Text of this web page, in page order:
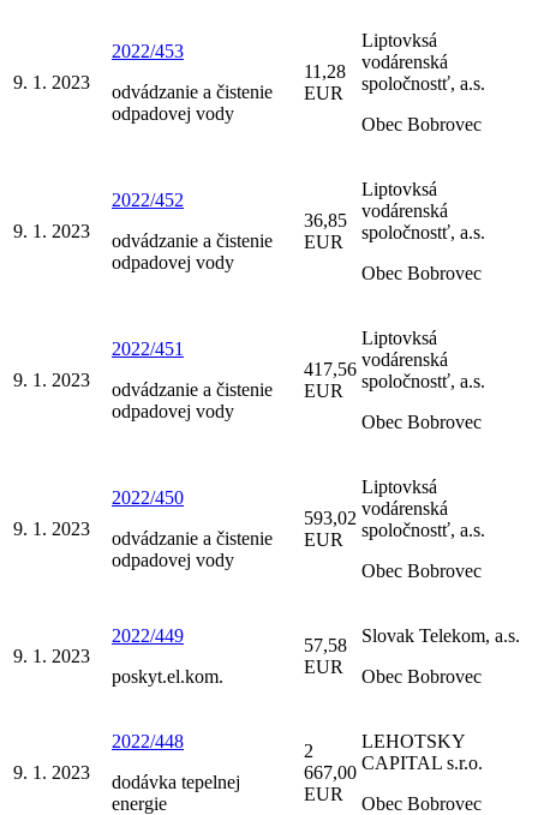
9. 1. 2023
2022/453
odvádzanie a čistenie
odpadovej vody
11,28
EUR
Liptovksá
vodárenská
spoločnostť, a.s.
Obec Bobrovec
9. 1. 2023
2022/452
odvádzanie a čistenie
odpadovej vody
36,85
EUR
Liptovksá
vodárenská
spoločnostť, a.s.
Obec Bobrovec
9. 1. 2023
2022/451
odvádzanie a čistenie
odpadovej vody
417,56
EUR
Liptovksá
vodárenská
spoločnostť, a.s.
Obec Bobrovec
9. 1. 2023
2022/450
odvádzanie a čistenie
odpadovej vody
593,02
EUR
Liptovksá
vodárenská
spoločnostť, a.s.
Obec Bobrovec
9. 1. 2023
2022/449
poskyt.el.kom.
57,58
EUR
Slovak Telekom, a.s.
Obec Bobrovec
9. 1. 2023
2022/448
dodávka tepelnej
energie
2
667,00
EUR
LEHOTSKY
CAPITAL s.r.o.
Obec Bobrovec